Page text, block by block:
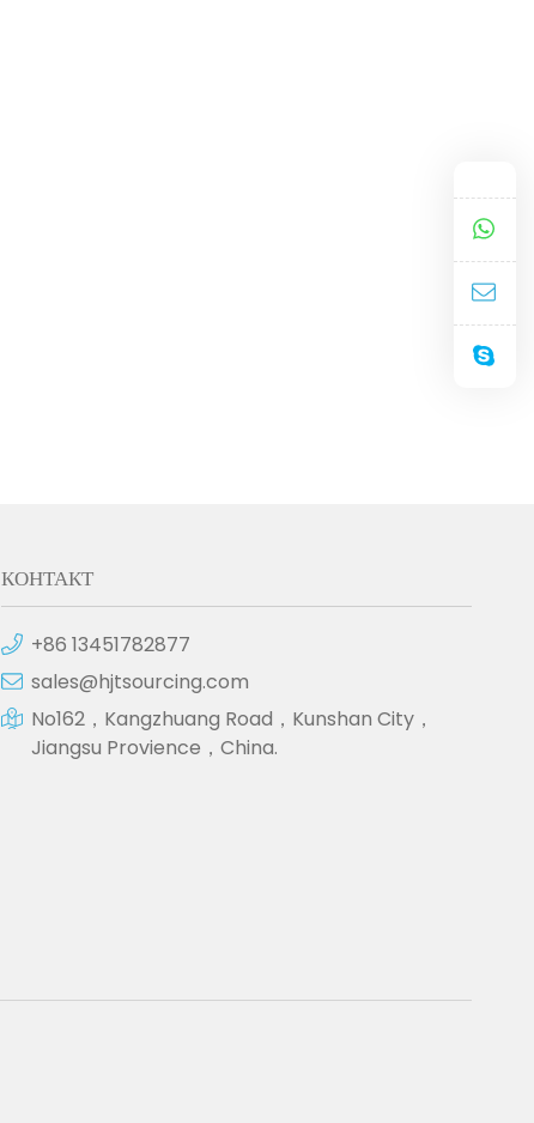
КОНТАКТ
+86 13451782877
sales@hjtsourcing.com
No162，Kangzhuang Road，Kunshan City，
Jiangsu Provience，China.